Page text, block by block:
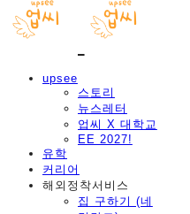
upsee
스토리
뉴스레터
업씨 X 대학교
EE 2027!
유학
커리어
해외정착서비스
집 구하기 (네